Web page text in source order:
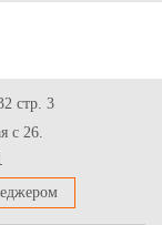
окном р-р
стр. 3
с 26.